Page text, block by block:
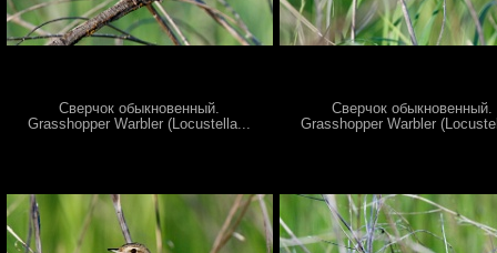
Сверчок обыкновенный.
Grasshopper Warbler (Locustella...
Сверчок обыкновенный.
Grasshopper Warbler